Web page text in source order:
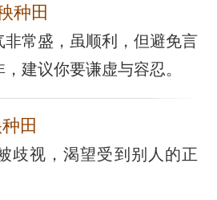
种田
常盛，虽顺利，但避免言
建议你要谦虚与容忍。
田
歧视，渴望受到别人的正